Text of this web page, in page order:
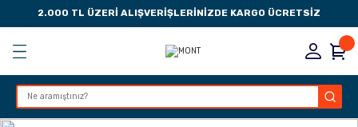
2.000 TL ÜZERİ ALIŞVERİŞLERİNİZDE KARGO ÜCRETSİZ
Geri Dön
Geri Dön
Geri Dön
Geri Dön